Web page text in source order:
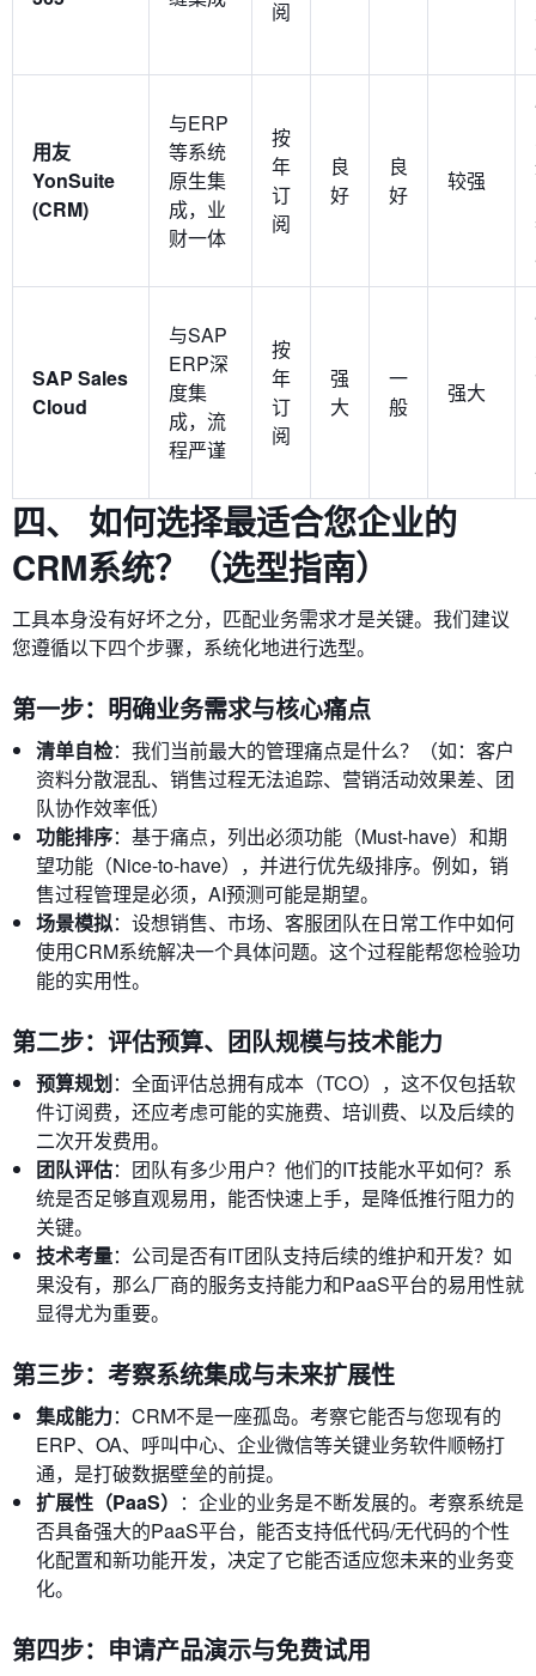
阅
用友
YonSuite
(CRM)
与ERP
等系统
原生集
成，业
财一体
按
年
订
阅
良
好
良
好
较强
SAP Sales
Cloud
与SAP
ERP深
度集
成，流
程严谨
按
年
订
阅
强
大
一
般
强大
四、 如何选择最适合您企业的
CRM系统？（选型指南）
工具本身没有好坏之分，匹配业务需求才是关键。我们建议
您遵循以下四个步骤，系统化地进行选型。
第一步：明确业务需求与核心痛点
清单自检：我们当前最大的管理痛点是什么？（如：客户
资料分散混乱、销售过程无法追踪、营销活动效果差、团
队协作效率低）
功能排序：基于痛点，列出必须功能（Must-have）和期
望功能（Nice-to-have），并进行优先级排序。例如，销
售过程管理是必须，AI预测可能是期望。
场景模拟：设想销售、市场、客服团队在日常工作中如何
使用CRM系统解决一个具体问题。这个过程能帮您检验功
能的实用性。
第二步：评估预算、团队规模与技术能力
预算规划：全面评估总拥有成本（TCO），这不仅包括软
件订阅费，还应考虑可能的实施费、培训费、以及后续的
二次开发费用。
团队评估：团队有多少用户？他们的IT技能水平如何？系
统是否足够直观易用，能否快速上手，是降低推行阻力的
关键。
技术考量：公司是否有IT团队支持后续的维护和开发？如
果没有，那么厂商的服务支持能力和PaaS平台的易用性就
显得尤为重要。
第三步：考察系统集成与未来扩展性
集成能力：CRM不是一座孤岛。考察它能否与您现有的
ERP、OA、呼叫中心、企业微信等关键业务软件顺畅打
通，是打破数据壁垒的前提。
扩展性（PaaS） ：企业的业务是不断发展的。考察系统是
否具备强大的PaaS平台，能否支持低代码/无代码的个性
化配置和新功能开发，决定了它能否适应您未来的业务变
化。
第四步：申请产品演示与免费试用